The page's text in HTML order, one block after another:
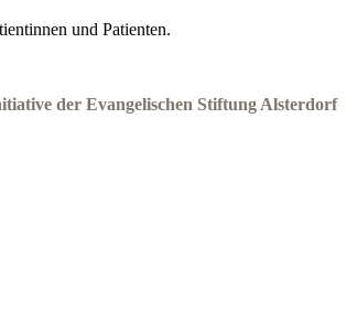
und Patienten.
der Evangelischen Stiftung Alsterdorf